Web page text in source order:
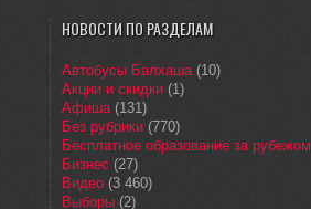
НОВОСТИ ПО РАЗДЕЛАМ
Автобусы Балхаша(10)
Акции и скидки (1)
Афиша(131)
Без рубрики (770)
Бесплатное образование за рубежом
Бизнес (27)
Видео (3 460)
Выборы (2)